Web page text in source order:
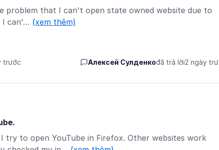
that I can't open state owned website due to
I can'… (xem thêm)
trước Алексей Сулденкоđã trả lời2 ngày
to open YouTube in Firefox. Other websites work